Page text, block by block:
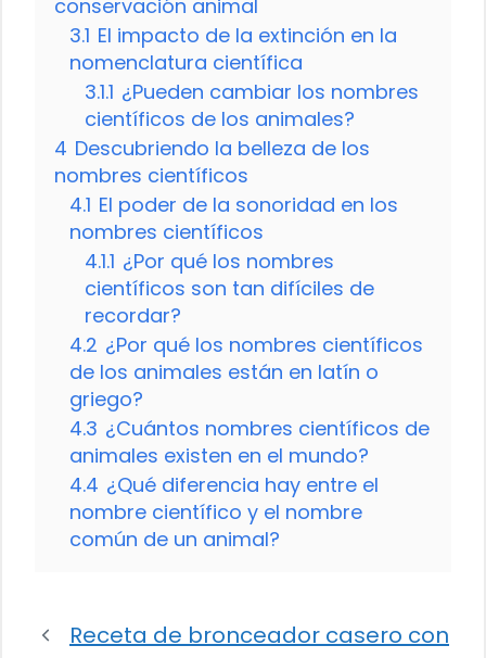
conservación animal
3.1 El impacto de la extinción en la
nomenclatura científica
3.1.1 ¿Pueden cambiar los nombres
científicos de los animales?
4 Descubriendo la belleza de los
nombres científicos
4.1 El poder de la sonoridad en los
nombres científicos
4.1.1 ¿Por qué los nombres
científicos son tan difíciles de
recordar?
4.2 ¿Por qué los nombres científicos
de los animales están en latín o
griego?
4.3 ¿Cuántos nombres científicos de
animales existen en el mundo?
4.4 ¿Qué diferencia hay entre el
nombre científico y el nombre
común de un animal?
Receta de bronceador casero con